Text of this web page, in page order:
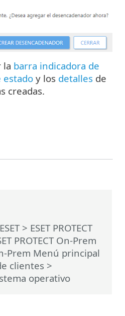
> ESET PROTECT
PROTECT On-Prem
Prem Menú principal
clientes >
operativo
la barra indicadora de
estado y los detalles de
creadas.